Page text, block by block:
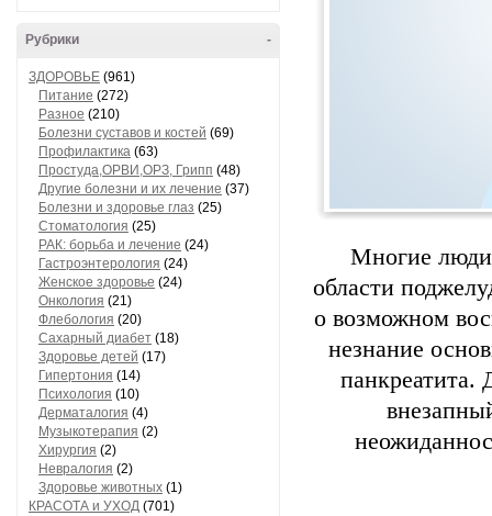
-
Рубрики
ЗДОРОВЬЕ (961)
Питание (272)
Разное (210)
Болезни суставов и костей (69)
Профилактика (63)
Простуда,ОРВИ,ОРЗ, Грипп (48)
Другие болезни и их лечение (37)
Болезни и здоровье глаз (25)
Стоматология (25)
РАК: борьба и лечение (24)
Гастроэнтерология (24)
Женское здоровье (24)
Онкология (21)
Флебология (20)
Сахарный диабет (18)
Здоровье детей (17)
Гипертония (14)
Психология (10)
Дерматалогия (4)
Музыкотерапия (2)
Хирургия (2)
Невралогия (2)
Здоровье животных (1)
КРАСОТА и УХОД (701)
Многие
области
о возможном
незнание
панкреатита.